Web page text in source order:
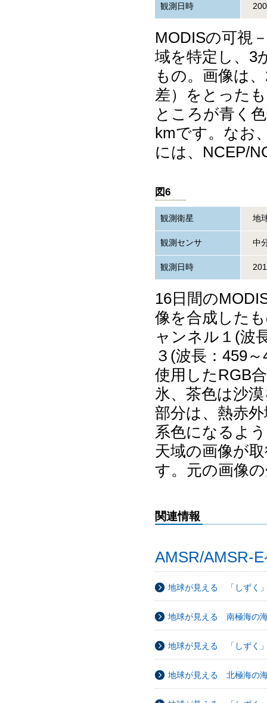
観測日時
MODISの可視
域を特定し、3
もの。画像は
差）をとった
ところが青く
kmです。なお
には、NCEP/
図6
観測衛星 地
観測センサ 中
観測日時
16日間の
像を合成した
ャンネル１(波
３(波長：459
使用したRGB
氷、茶色は沙
部分は、熱赤
系色になるよ
天域の画像が
す。元の画像
関連情報
AMSR/AMSR-
地球が見える 「しずく
地球が見える 南極海の
地球が見える 「しずく
地球が見える 北極海の